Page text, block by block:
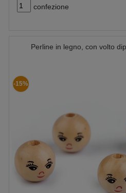
confezione
Perline in legno, con volto
-15%